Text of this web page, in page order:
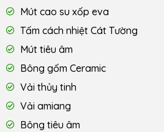
Mút cao su xốp eva
Tấm cách nhiệt Cát Tường
Mút tiêu âm
Bông gốm Ceramic
Vải thủy tinh
Vải amiang
Bông tiêu âm